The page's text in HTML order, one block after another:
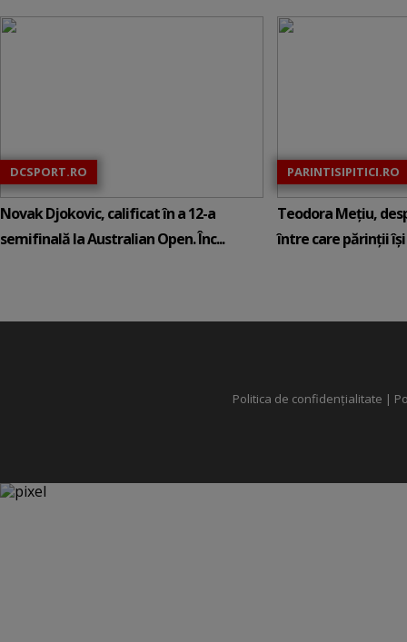
DCSPORT.RO
Novak Djokovic, calificat în a 12-a
semifinală la Australian Open. Înc...
PARINTISIPITICI.RO
Teodora Mețiu,
între care părinții își
Politica de confidențialitate |